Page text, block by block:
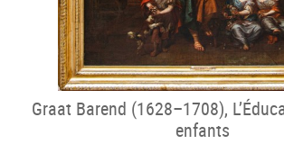
Graat Barend (1628–1708),
enfants